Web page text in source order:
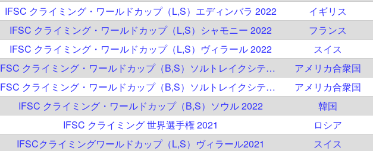
IFSC クライミング・ワールドカップ（L,S）エディンバラ 2022 イギリス
IFSC クライミング・ワールドカップ（L,S）シャモニー 2022 フランス
IFSC クライミング・ワールドカップ（L,S）ヴィラール 2022 スイス
IFSC クライミング・ワールドカップ（B,S）ソルトレイクシティ 2022 アメリカ合衆国
IFSC クライミング・ワールドカップ（B,S）ソルトレイクシティ 2022 アメリカ合衆国
IFSC クライミング・ワールドカップ（B,S）ソウル 2022 韓国
IFSC クライミング 世界選手権 2021 ロシア
IFSCクライミングワールドカップ（L,S）ヴィラール2021 スイス